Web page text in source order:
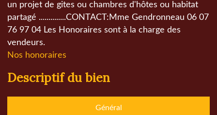
un projet de gites ou chambres d'hôtes ou habitat
partagé ..............CONTACT:Mme Gendronneau 06 07
76 97 04 Les Honoraires sont à la charge des
vendeurs.
Nos honoraires
descriptif du bien
Général